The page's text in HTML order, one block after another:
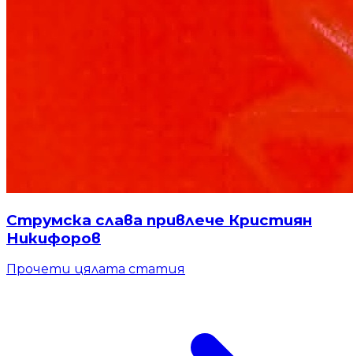
Струмска слава привлече Кристиян
Никифоров
Прочети цялата статия